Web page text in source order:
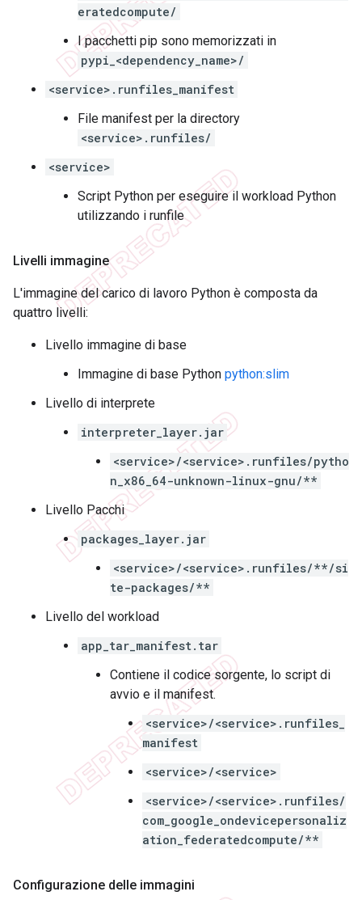
eratedcompute/
I pacchetti pip sono memorizzati in
pypi_<dependency_name>/
<service>.runfiles_manifest
File manifest per la directory
<service>.runfiles/
<service>
Script Python per eseguire il workload Python
utilizzando i runfile
Livelli immagine
L'immagine del carico di lavoro Python è composta da
quattro livelli:
Livello immagine di base
Immagine di base Python python:slim
Livello di interprete
interpreter_layer.jar
<service>/<service>.runfiles/pytho
n_x86_64-unknown-linux-gnu/**
Livello Pacchi
packages_layer.jar
<service>/<service>.runfiles/**/si
te-packages/**
Livello del workload
app_tar_manifest.tar
Contiene il codice sorgente, lo script di
avvio e il manifest.
<service>/<service>.runfiles_
manifest
<service>/<service>
<service>/<service>.runfiles/
com_google_ondevicepersonaliz
ation_federatedcompute/**
Configurazione delle immagini